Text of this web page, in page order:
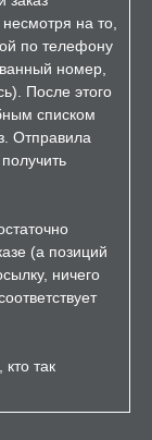
на то,
по телефону
номер,
После этого
списком
Отправила
(а позиций
ничего
так